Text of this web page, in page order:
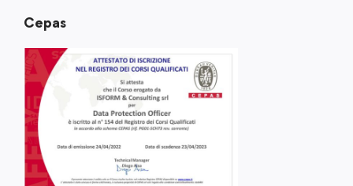
Cepas